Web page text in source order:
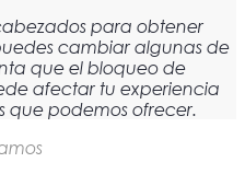
para obtener
cambiar algunas de
que el bloqueo de
afectar tu experiencia
que podemos ofrecer.